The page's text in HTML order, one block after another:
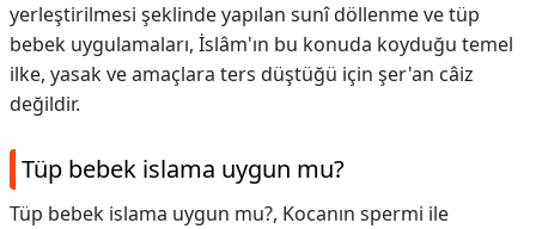
yerleştirilmesi şeklinde yapılan sunî döllenme ve tüp
bebek uygulamaları, İslâm'ın bu konuda koyduğu temel
ilke, yasak ve amaçlara ters düştüğü için şer'an câiz
değildir.
Tüp bebek islama uygun mu?
Tüp bebek islama uygun mu?, Kocanın spermi ile